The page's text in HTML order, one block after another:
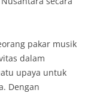
pakar musik
dalam
upaya untuk
Dengan